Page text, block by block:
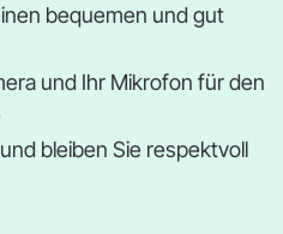
bequemen und gut
und Ihr Mikrofon für den
bleiben Sie respektvoll